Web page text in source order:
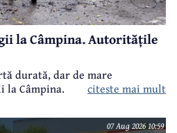
la Câmpina. Autoritățile
durată, dar de mare
la Câmpina.
citeste mai mult
07 Aug 2026 10:59